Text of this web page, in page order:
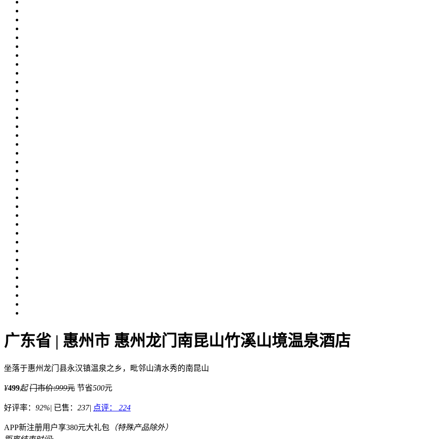
广东省 | 惠州市 惠州龙门南昆山竹溪山境温泉酒店
坐落于惠州龙门县永汉镇温泉之乡，毗邻山清水秀的南昆山
¥499起 门市价:999元 节省500元
好评率： 92%| 已售： 237| 点评： 224
APP新注册用户享380元大礼包 （特殊产品除外）